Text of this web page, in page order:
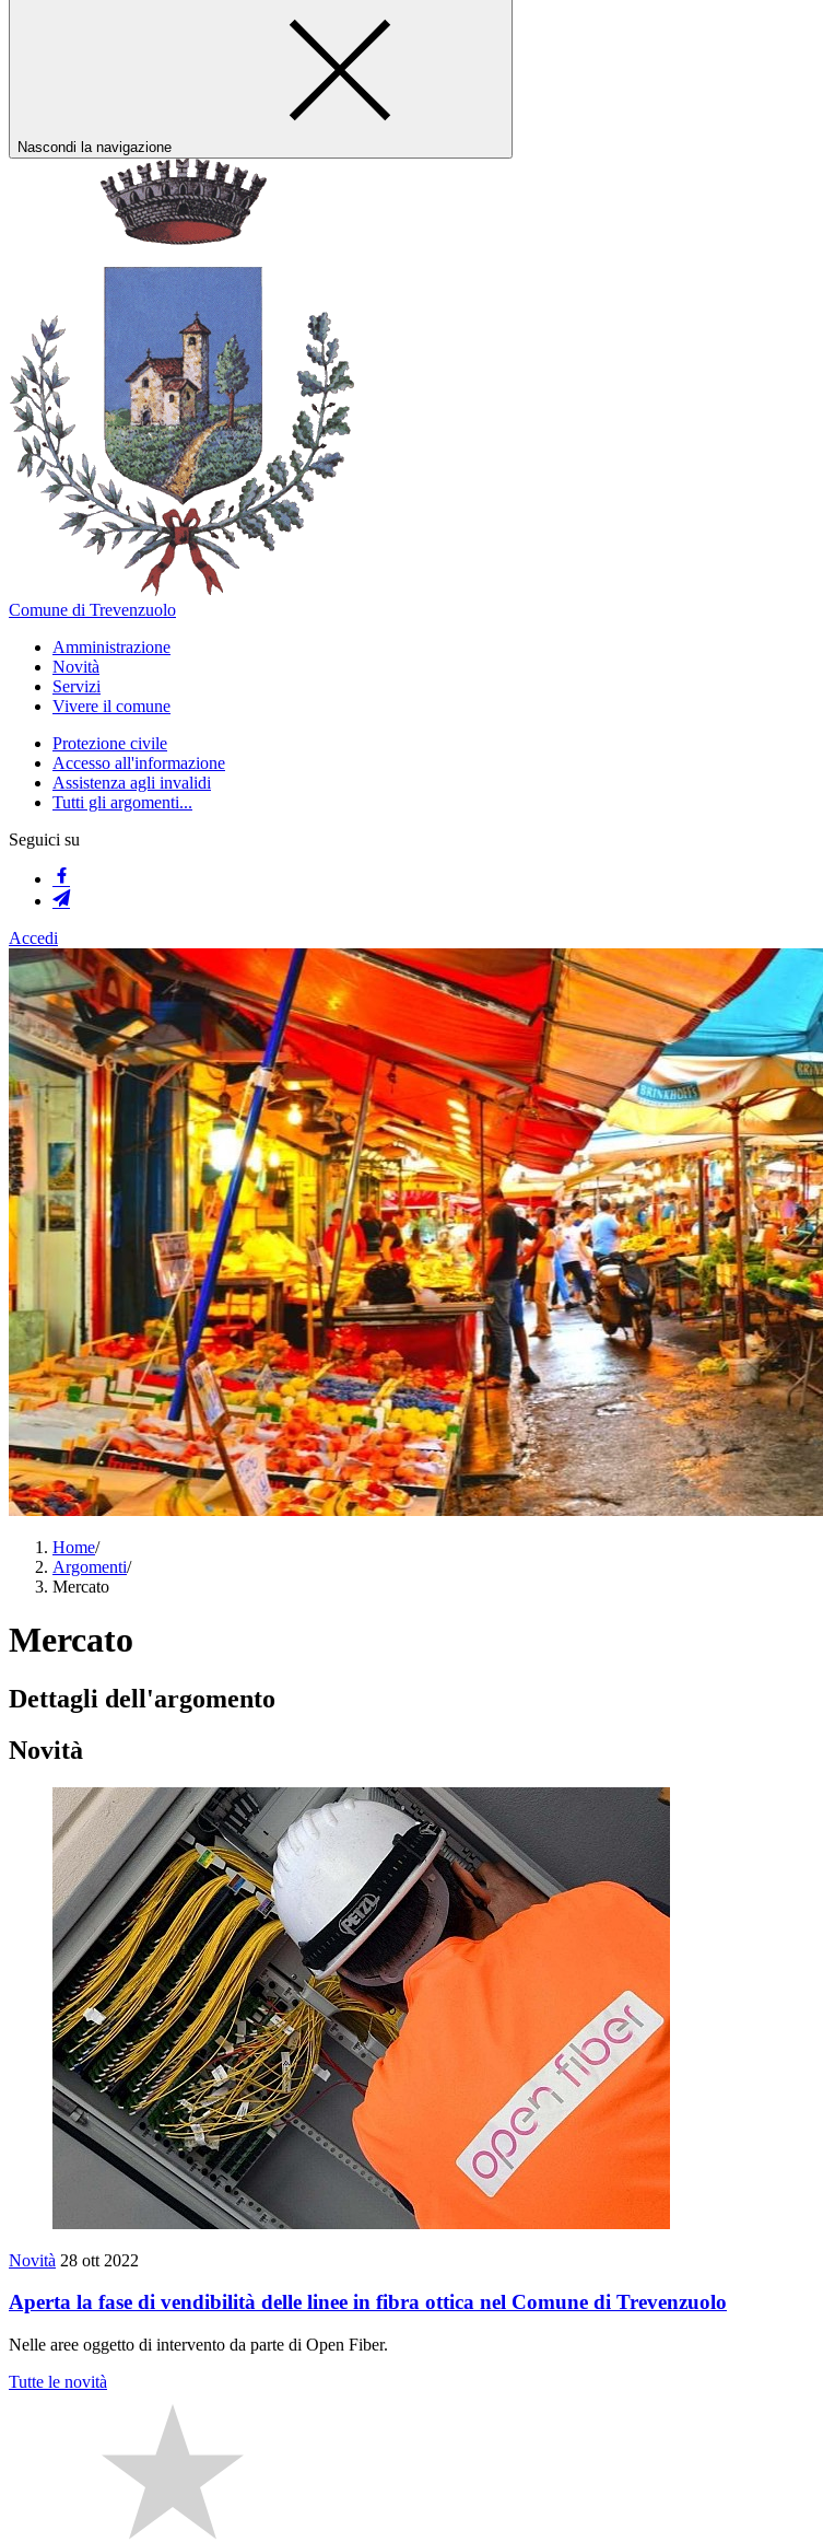
Nascondi la navigazione
Comune di Trevenzuolo
Amministrazione
Novità
Servizi
Vivere il comune
Protezione civile
Accesso all'informazione
Assistenza agli invalidi
Tutti gli argomenti...
Seguici su
Accedi
Home/
Argomenti/
Mercato
Mercato
Dettagli dell'argomento
Novità
Novità 28 ott 2022
Aperta la fase di vendibilità delle linee in fibra ottica nel Comune di Trevenzuolo
Nelle aree oggetto di intervento da parte di Open Fiber.
Tutte le novità